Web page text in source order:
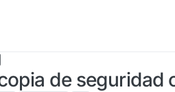
de seguridad